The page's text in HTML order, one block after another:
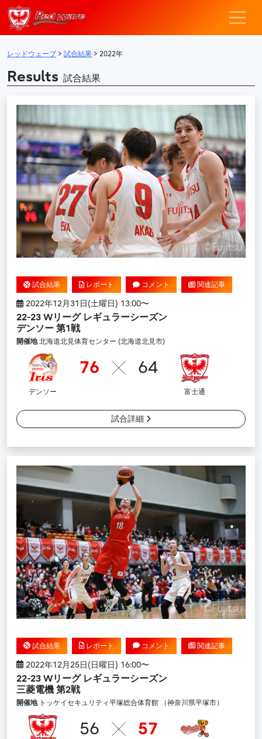
メインナビゲーション
レッドウェー
レッドウェーブ > 試合結果 > 2022年
Results 試合結果
試合結果 レポート コメント 関連記事
2022年12月31日(土曜日) 13:00〜
22-23 Wリーグ レギュラーシーズン
デンソー 第1戦
開催地北海道北見体育センター (北海道北見市)
76 64
デンソー 富士通
試合詳細
試合結果 レポート コメント 関連記事
2022年12月25日(日曜日) 16:00〜
22-23 Wリーグ レギュラーシーズン
三菱電機 第2戦
開催地トッケイセキュリティ平塚総合体育館 （神奈川県平塚市）
56 57